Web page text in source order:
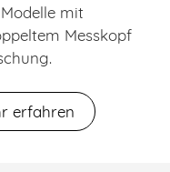
Modelle mit
Messkopf
erfahren